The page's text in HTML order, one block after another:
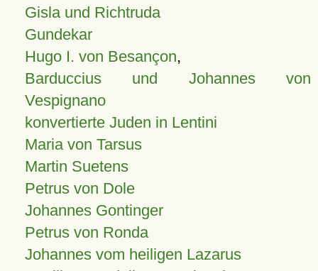
Gisla und Richtruda
Gundekar
Hugo I. von Besançon,
Barduccius und Johannes von
Vespignano
konvertierte Juden in Lentini
Maria von Tarsus
Martin Suetens
Petrus von Dole
Johannes Gontinger
Petrus von Ronda
Johannes vom heiligen Lazarus